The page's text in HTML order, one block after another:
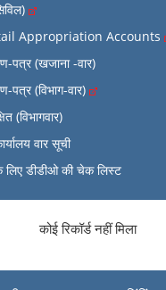
Appropriation Accounts
पत्र (खजाना -वार)
पत्र (विभाग-वार)
(विभागवार)
वार सूची
लिए डीडीओ की चेक लिस्ट
कोई रिकॉर्ड नहीं मिला